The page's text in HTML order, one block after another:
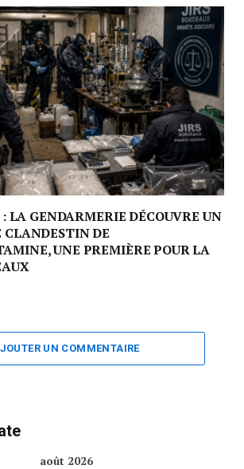
LA GENDARMERIE DÉCOUVRE UN
DE
UNE PREMIÈRE POUR LA
UN COMMENTAIRE
août 2026